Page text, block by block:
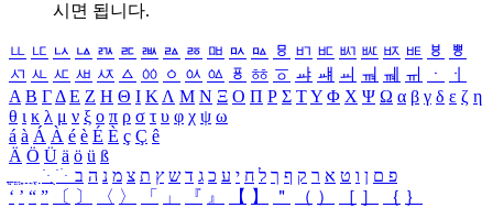
시면 됩니다.
ㅥ ㅦ ㅧ ㅨ ㅩ ㅪ ㅫ ㅬ ㅭ ㅮ ㅯ ㅰ ㅱ ㅲ ㅳ ㅴ ㅵ ㅶ ㅷ ㅸ
ㅹ
ㅺ ㅻ ㅼ ㅽ ㅾ ㅿ ㆀ ㆁ ㆂ ㆃ ㆄ ㆅ ㆆ ㆇ ㆈ ㆉ ㆊ ㆋ ㆌ ㆍ
ㆎ
Α Β ΓΔ Ε Ζ Η Θ Ι ΚΛ Μ Ν Ξ Ο Π Ρ Σ ΤΥ Φ Χ Ψ Ω α β γ δ ε ζ η
θ ι κ λ μ ν ξ ο π ρ σ τ υ φ χ ψ ω
á à Á À é è É È ç Ç ê
Ä Ö Ü ä ö ü ß
ִֶֹ ֻּ ׁׂ פ ם ן ו ט א ר ק ף ך ל ח י ע כ ג ד ש ץ ת צ מ נ ה ב
‘ ’ “ ” 〔 〕 〈 〉 「 」 『 』 【 】 ＂ （ ） ［ ］ ｛ ｝